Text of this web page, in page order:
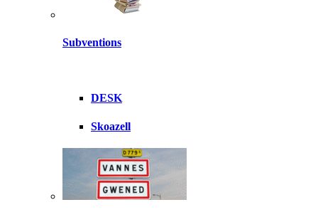
Subventions
DESK
Skoazell